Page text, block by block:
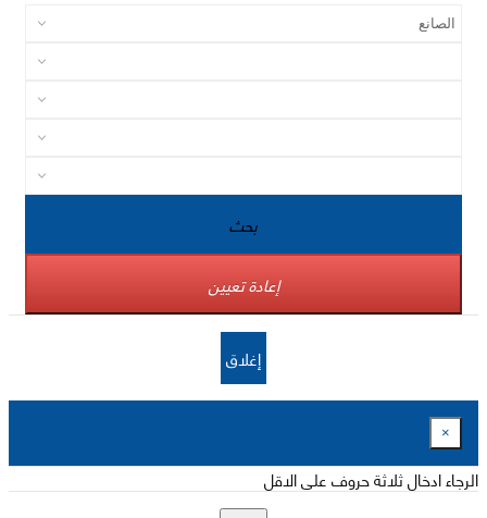
بحث
إعادة تعيين
إغلاق
×
الرجاء ادخال ثلاثة حروف على الاقل